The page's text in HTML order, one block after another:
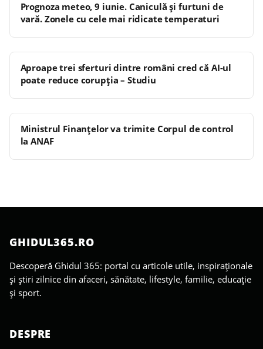
Prognoza meteo, 9 iunie. Caniculă și furtuni de
vară. Zonele cu cele mai ridicate temperaturi
Aproape trei sferturi dintre români cred că AI-ul
poate reduce corupția – Studiu
Ministrul Finanţelor va trimite Corpul de control
la ANAF
GHIDUL365.RO
Descoperă Ghidul 365: portal cu articole utile, inspiraționale
și știri zilnice din afaceri, sănătate, lifestyle, familie, educație
și sport.
DESPRE